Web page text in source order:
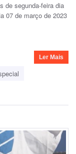
de segunda-feira dia
07 de março de 2023
Ler Mais